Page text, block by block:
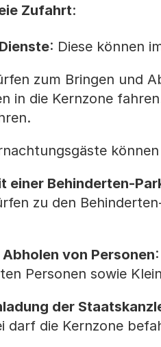
Zufahrt:
: Diese können
zum Bringen und
in die Kernzone
einer Behinderten-
zu den
von Personen
Personen sowie
der
darf die Kernzone